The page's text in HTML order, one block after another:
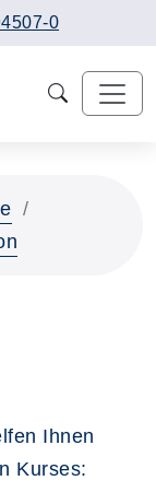
0
Ihnen
Kurses: